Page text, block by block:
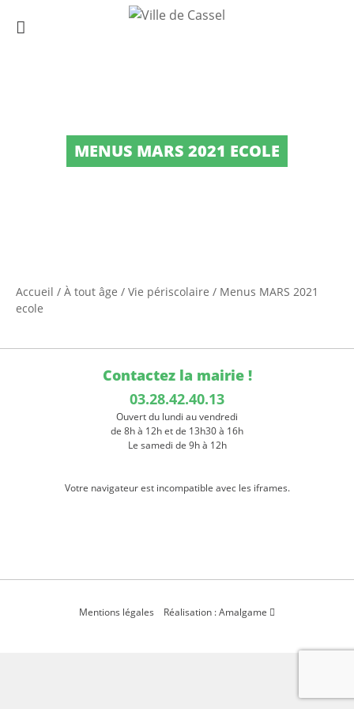
MENUS MARS 2021 ECOLE
Accueil / À tout âge / Vie périscolaire / Menus MARS 2021
ecole
Contactez la mairie !
03.28.42.40.13
Ouvert du lundi au vendredi
de 8h à 12h et de 13h30 à 16h
Le samedi de 9h à 12h
Votre navigateur est incompatible avec les iframes.
Mentions légales Réalisation : Amalgame